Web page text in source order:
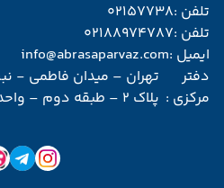
تلفن :02157738
تلفن :02188974787
ایمیل :info@abrasaparvaz.com
دفتر
مرکزی :
تهران – میدان فاطمی -
پلاک 2 – طبقه دوم – واحد 201